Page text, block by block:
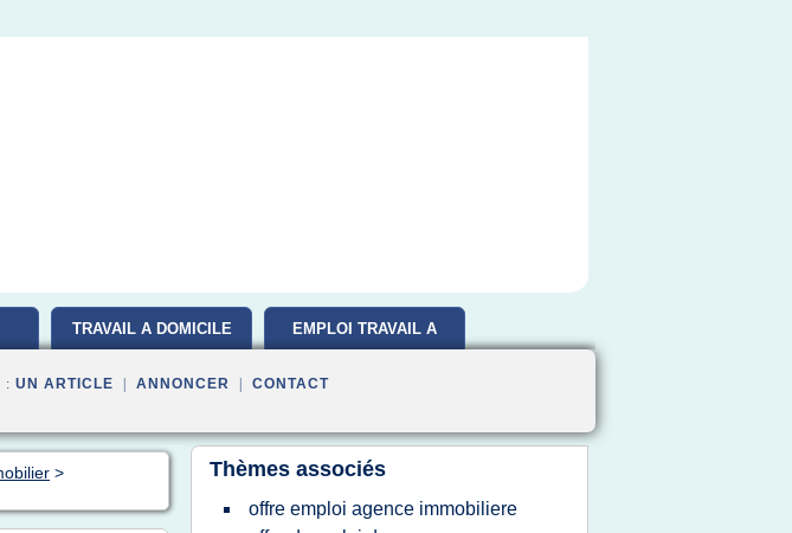
TRAVAIL A DOMICILE EMPLOI TRAVAIL A
: UN ARTICLE ANNONCER CONTACT
>
Thèmes associés
offre emploi agence immobiliere